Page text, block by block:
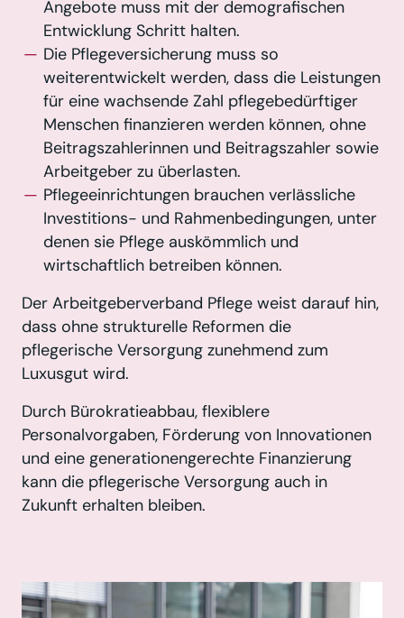
Angebote muss mit der demografischen
Entwicklung Schritt halten.
Die Pflegeversicherung muss so
weiterentwickelt werden, dass die Leistungen
für eine wachsende Zahl pflegebedürftiger
Menschen finanzieren werden können, ohne
Beitragszahlerinnen und Beitragszahler sowie
Arbeitgeber zu überlasten.
Pflegeeinrichtungen brauchen verlässliche
Investitions- und Rahmenbedingungen, unter
denen sie Pflege auskömmlich und
wirtschaftlich betreiben können.
Der Arbeitgeberverband Pflege weist darauf hin,
dass ohne strukturelle Reformen die
pflegerische Versorgung zunehmend zum
Luxusgut wird.
Durch Bürokratieabbau, flexiblere
Personalvorgaben, Förderung von Innovationen
und eine generationengerechte Finanzierung
kann die pflegerische Versorgung auch in
Zukunft erhalten bleiben.